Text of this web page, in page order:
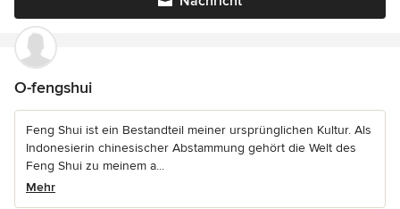
O-fengshui
Feng Shui ist ein Bestandteil meiner ursprünglichen Kultur. Als
Indonesierin chinesischer Abstammung gehört die Welt des
Feng Shui zu meinem a...
Mehr